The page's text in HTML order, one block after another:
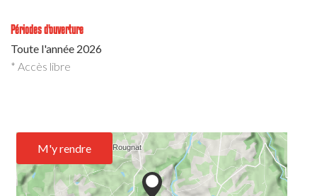
Périodes d'ouverture
Toute l'année 2026
* Accès libre
M'y rendre